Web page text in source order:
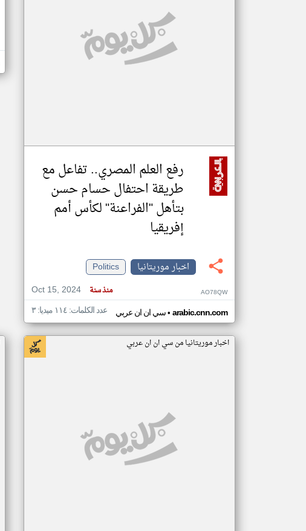
رفع العلم المصري.. تفاعل مع
طريقة احتفال حسام حسن
بتأهل "الفراعنة" لكأس أمم
إفريقيا
اخبار موريتانيا
Politics
Oct 15, 2024
منذ سنة AO78QW
سي ان ان عربي• arabic.cnn.com عدد الكلمات: ١١٤ ميديا: ٣
اخبار موريتانيا من سي ان ان عربي